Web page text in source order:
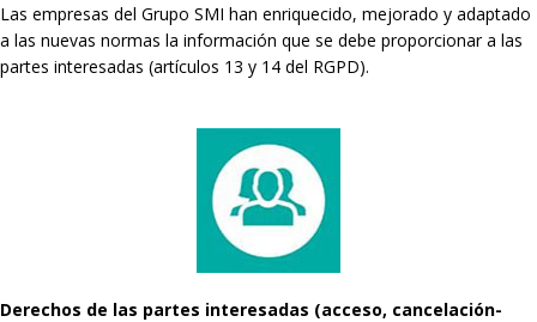
Las empresas del Grupo SMI han enriquecido, mejorado y adaptado
a las nuevas normas la información que se debe proporcionar a las
partes interesadas (artículos 13 y 14 del RGPD).
Derechos de las partes interesadas (acceso, cancelación-